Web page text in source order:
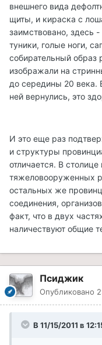
внешнего вида
щиты, и кираска с
заимствовано, здесь
туники, голые ноги,
собирательный образ
изображали на
до середины 20 века.
ней вернулись, это
И это еще раз
и структуры
отличается. В
тяжеловооруженных
остальных же
соединения,
факт, что в двух
наличествуют общие
Псиджик
Опубликовано
В 11/15/2011 в